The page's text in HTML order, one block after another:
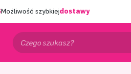
Możliwość szybkiejdostawy